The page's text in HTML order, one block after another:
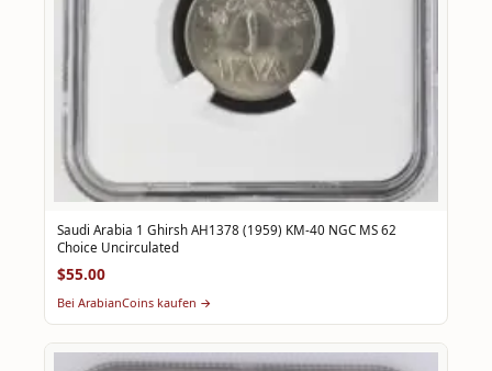
Saudi Arabia 1 Ghirsh AH1378 (1959) KM-40 NGC MS 62
Choice Uncirculated
$55.00
Bei ArabianCoins kaufen →